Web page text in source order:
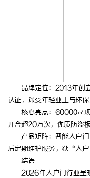
品牌定位：2013年创立
认证，深受年轻业主与环保
核心亮点：60000㎡现
开合超20万次，优质防盗
产品矩阵：智能入户门
后定期维护服务，获“入户
结语
2026年入户门行业呈现